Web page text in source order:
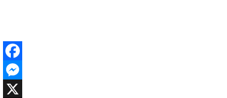
Facebook
Messenger